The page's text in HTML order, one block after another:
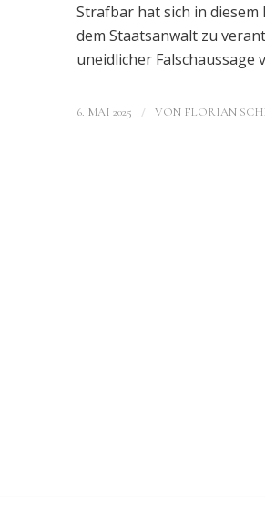
Strafbar hat sich in diesem
dem Staatsanwalt zu
uneidlicher Falschaussage
6. MAI 2025 / VON FLORIAN